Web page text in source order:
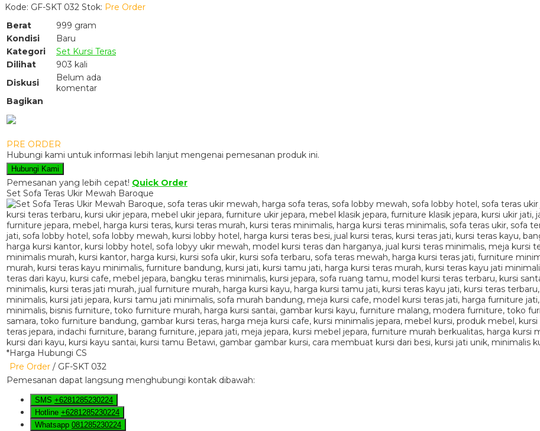
Kode: GF-SKT 032 Stok: Pre Order
Berat
999 gram
Kondisi
Baru
Kategori
Set Kursi Teras
Dilihat
903 kali
Diskusi
Belum ada
komentar
Bagikan
PRE ORDER
Hubungi kami untuk informasi lebih lanjut mengenai pemesanan produk ini.
Hubungi Kami
Pemesanan yang lebih cepat! Quick Order
Set Sofa Teras Ukir Mewah Baroque
*Harga Hubungi CS
Pre Order / GF-SKT 032
Pemesanan dapat langsung menghubungi kontak dibawah:
SMS +6281285230224
Hotline +6281285230224
Whatsapp 081285230224